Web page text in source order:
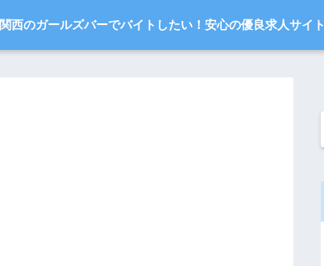
関西のガールズバーでバイトしたい！安心の優良求人サイト